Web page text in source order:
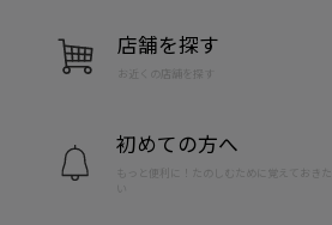
店舗を探す
お近くの店舗を探す
初めての方へ
もっと便利に！たのしむために覚えておきた